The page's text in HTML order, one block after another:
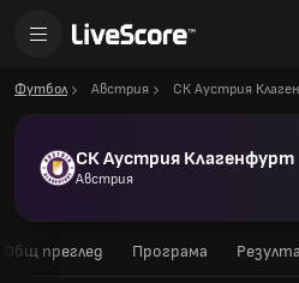
Футбол Австрия СК Аустрия
СК Аустрия Клагенфурт
Австрия
Общ преглед Програма